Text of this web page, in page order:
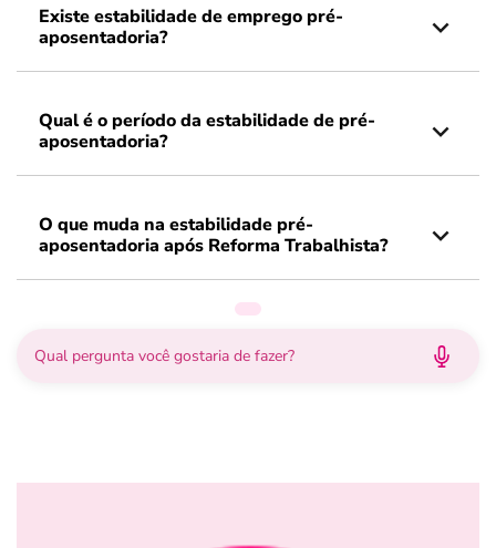
Existe estabilidade de emprego pré-
aposentadoria?
Qual é o período da estabilidade de pré-
aposentadoria?
O que muda na estabilidade pré-
aposentadoria após Reforma Trabalhista?